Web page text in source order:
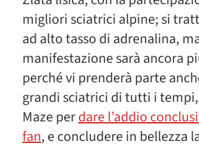
migliori sciatrici alpine; si
ad alto tasso di adrenalina,
manifestazione sarà ancora
perché vi prenderà parte
grandi sciatrici di tutti i
Maze perdare l’addio
fan, e concludere in bellezza